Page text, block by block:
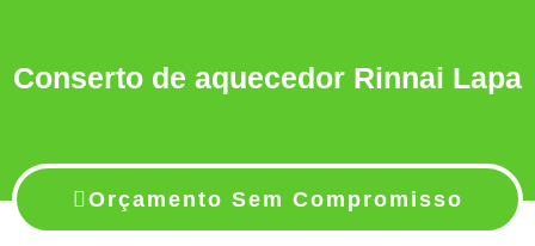
Conserto de aquecedor Rinnai Lapa
Orçamento Sem Compromisso